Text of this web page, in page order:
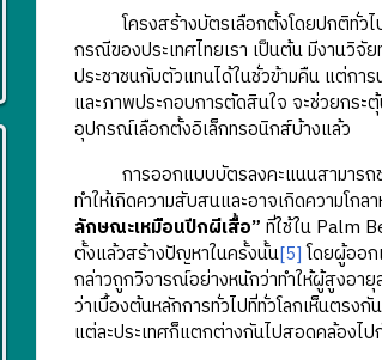
โครงสร้างบัตรเลือกตั้งโดยปกติทั่วไป
กรณีของประเทศไทยเรา เป็นต้น มีงานวิจั
ประชาชนกับตัวแทนได้ในชั่วข้ามคืน แต่กา
และภาพประกอบการตัดสินใจ จะช่วยกระ
อุปกรณ์เลือกตั้งอิเล็กทรอนิกส์บ้างแล้ว
การออกแบบบัตรลงคะแนนสามารถช่ว
ทำให้เกิดความสับสนและอาจเกิดความโก
ลักษณะเหมือนปีกผีเสื้อ” ที่ใช้ใน Palm
ตั้งแล้วสร้างปัญหาในครั้งนั้น[5]โดยผู้ออก
กล่าวถูกวิจารณ์อย่างหนักว่าทำให้ผู้สูงอา
ว่าเบื้องต้นหลักการทั่วไปที่ทั่วโลกเห็นตรง
แต่ละประเทศก็แตกต่างกันไปสอดคล้องไป